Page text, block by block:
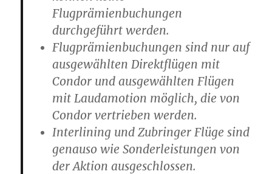
Flugprämienbuchungen
durchgeführt werden.
Flugprämienbuchungen sind nur auf
ausgewählten Direktflügen mit
Condor und ausgewählten Flügen
mit Laudamotion möglich, die von
Condor vertrieben werden.
Interlining und Zubringer Flüge sind
genauso wie Sonderleistungen von
der Aktion ausgeschlossen.